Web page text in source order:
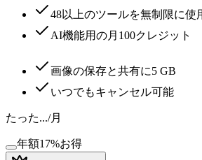
48以上のツールを無制限に使
AI機能用の月100クレジット
画像の保存と共有に5 GB
いつでもキャンセル可能
たった.../月
年額17%お得